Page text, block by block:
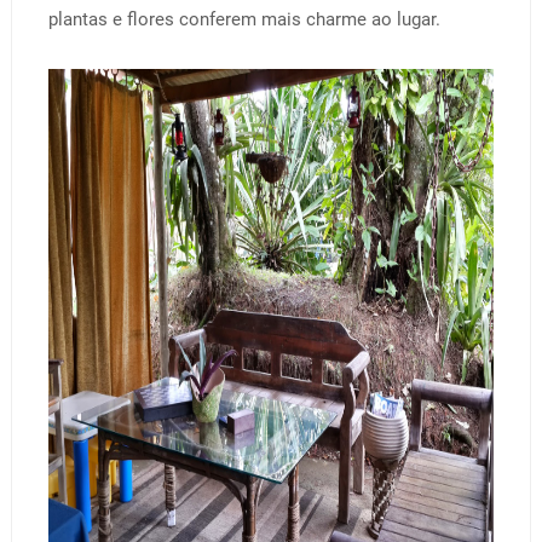
plantas e flores conferem mais charme ao lugar.